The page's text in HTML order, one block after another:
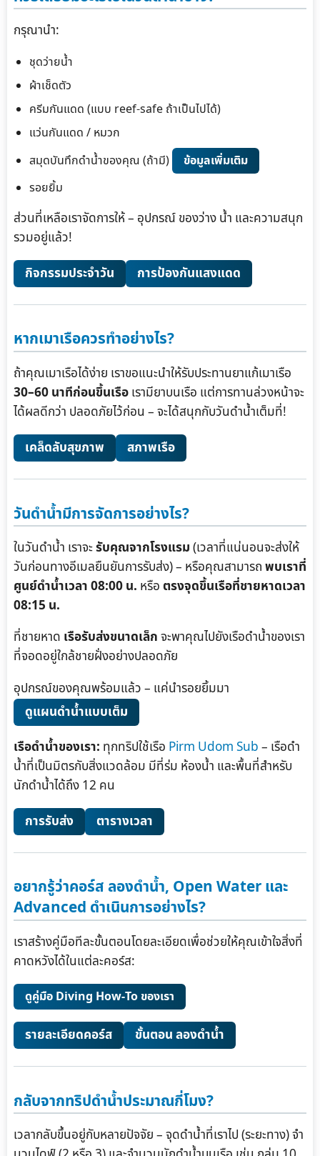
กรุณานำ:
ชุดว่ายน้ำ
ผ้าเช็ดตัว
ครีมกันแดด (แบบ reef-safe ถ้าเป็นไปได้)
แว่นกันแดด / หมวก
สมุดบันทึกดำน้ำของคุณ (ถ้ามี)
ข้อมูลเพิ่มเติม
รอยยิ้ม
ส่วนที่เหลือเราจัดการให้ – อุปกรณ์ ของว่าง น้ำ และความสนุก
รวมอยู่แล้ว!
กิจกรรมประจำวัน
การป้องกันแสงแดด
หากเมาเรือควรทำอย่างไร?
ถ้าคุณเมาเรือได้ง่าย เราขอแนะนำให้รับประทานยาแก้เมาเรือ
30–60 นาทีก่อนขึ้นเรือเรามียาบนเรือ แต่การทานล่วงหน้าจะ
ได้ผลดีกว่า ปลอดภัยไว้ก่อน – จะได้สนุกกับวันดำน้ำเต็มที่!
เคล็ดลับสุขภาพ
สภาพเรือ
วันดำน้ำมีการจัดการอย่างไร?
ในวันดำน้ำ เราจะรับคุณจากโรงแรม(เวลาที่แน่นอนจะส่งให้
วันก่อนทางอีเมลยืนยันการรับส่ง) – หรือคุณสามารถพบเราที่
ศูนย์ดำน้ำเวลา 08:00 น. หรือ ตรงจุดขึ้นเรือที่ชายหาดเวลา
08:15 น.
ที่ชายหาด เรือรับส่งขนาดเล็กจะพาคุณไปยังเรือดำน้ำของเรา
ที่จอดอยู่ใกล้ชายฝั่งอย่างปลอดภัย
อุปกรณ์ของคุณพร้อมแล้ว – แค่นำรอยยิ้มมา
ดูแผนดำน้ำแบบเต็ม
เรือดำน้ำของเรา: ทุกทริปใช้เรือ Pirm Udom Sub– เรือดำ
น้ำที่เป็นมิตรกับสิ่งแวดล้อม มีที่ร่ม ห้องน้ำ และพื้นที่สำหรับ
นักดำน้ำได้ถึง 12 คน
การรับส่ง
ตารางเวลา
อยากรู้ว่าคอร์ส ลองดำน้ำ, Open Water และ
Advanced ดำเนินการอย่างไร?
เราสร้างคู่มือทีละขั้นตอนโดยละเอียดเพื่อช่วยให้คุณเข้าใจสิ่งที่
คาดหวังได้ในแต่ละคอร์ส:
ดูคู่มือ Diving How-To ของเรา
รายละเอียดคอร์ส ขั้นตอน ลองดำน้ำ
กลับจากทริปดำน้ำประมาณกี่โมง?
เวลากลับขึ้นอยู่กับหลายปัจจัย – จุดดำน้ำที่เราไป (ระยะทาง) จำ